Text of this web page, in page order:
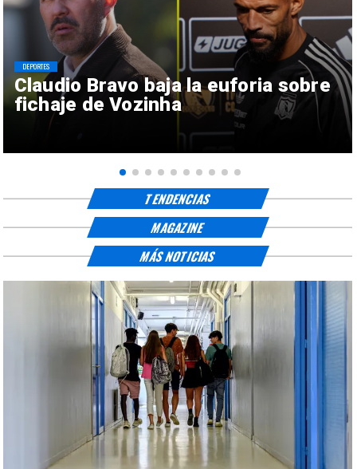
Claudio Bravo baja la euforia sobre
fichaje de Vozinha
DEPORTES
TENDENCIAS
MAGAZINE
MÁS NOTICIAS